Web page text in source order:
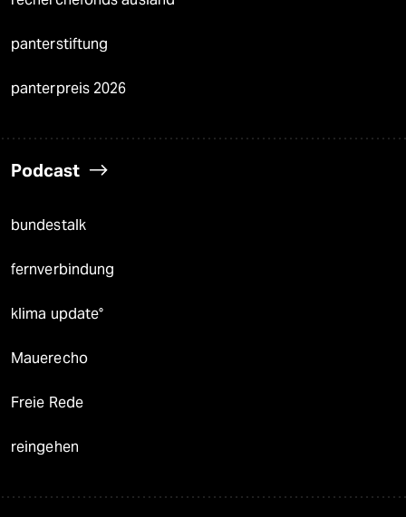
panterstiftung
panterpreis 2026
Podcast
bundestalk
fernverbindung
klima update°
Mauerecho
Freie Rede
reingehen